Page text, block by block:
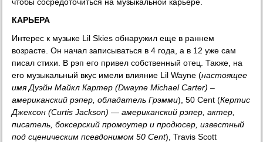
КАРЬЕРА
Интерес к музыке Lil Skies обнаружил еще в раннем
возрасте. Он начал записываться в 4 года, а в 12 уже сам
писал стихи. В рэп его привел собственный отец. Также, на
его музыкальный вкус имели влияние Lil Wayne (настоящее
имя Дуэйн Майкл Картер (Dwayne Michael Carter) –
американский рэпер, обладатель Грэмми), 50 Cent (Кертис
Джексон (Curtis Jackson) — американский рэпер, актер,
писатель, боксерский промоутер и продюсер, известный
под сценическим псевдонимом 50 Cent), Travis Scott